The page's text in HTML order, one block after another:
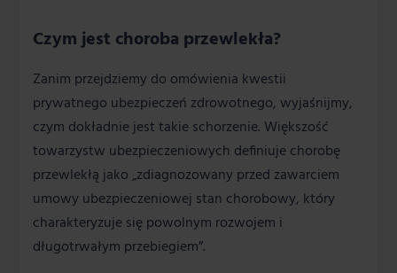
Czym jest choroba przewlekła?
Zanim przejdziemy do omówienia kwestii
prywatnego ubezpieczeń zdrowotnego, wyjaśnijmy,
czym dokładnie jest takie schorzenie. Większość
towarzystw ubezpieczeniowych definiuje chorobę
przewlekłą jako „zdiagnozowany przed zawarciem
umowy ubezpieczeniowej stan chorobowy, który
charakteryzuje się powolnym rozwojem i
długotrwałym przebiegiem”.